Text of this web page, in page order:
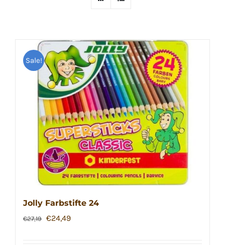
Sale!
Jolly Farbstifte 24
€27,19 Ursprünglicher
€24,49Aktueller